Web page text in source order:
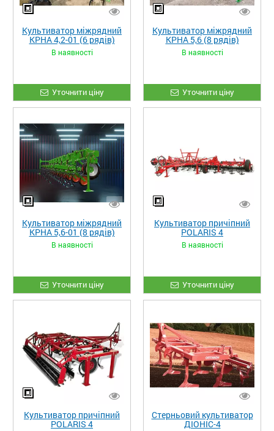
Культиватор міжрядний
КРНА 4,2-01 (6 рядів)
стійка Bellota
В наявності
Уточнити ціну
Культиватор міжрядний
КРНА 5,6 (8 рядів)
В наявності
Уточнити ціну
Культиватор міжрядний
КРНА 5,6-01 (8 рядів)
стійка Bellota
В наявності
Уточнити ціну
Культиватор причіпний
POLARIS 4
В наявності
Уточнити ціну
Культиватор причіпний
POLARIS 4
Стерньовий культиватор
ДІОНІС-4